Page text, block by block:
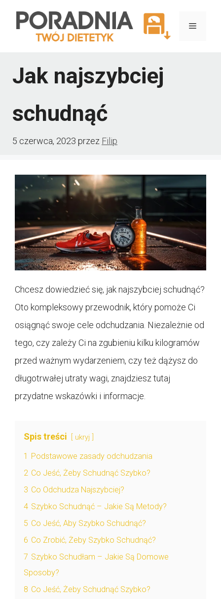
Menu
Jak najszybciej
schudnąć
5 czerwca, 2023 przez Filip
Chcesz dowiedzieć się, jak najszybciej schudnąć?
Oto kompleksowy przewodnik, który pomoże Ci
osiągnąć swoje cele odchudzania. Niezależnie od
tego, czy zależy Ci na zgubieniu kilku kilogramów
przed ważnym wydarzeniem, czy też dążysz do
długotrwałej utraty wagi, znajdziesz tutaj
przydatne wskazówki i informacje.
Spis treści ukryj
1
Podstawowe zasady odchudzania
2 Co Jeść, Żeby Schudnąć Szybko?
3 Co Odchudza Najszybciej?
4 Szybko Schudnąć – Jakie Są Metody?
5 Co Jeść, Aby Szybko Schudnąć?
6 Co Zrobić, Żeby Szybko Schudnąć?
7 Szybko Schudłam – Jakie Są Domowe
Sposoby?
8 Co Jeść, Żeby Schudnąć Szybko?